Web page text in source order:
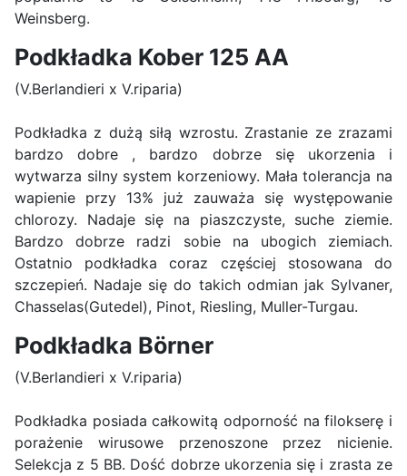
Weinsberg.
Podkładka Kober 125 AA
(V.Berlandieri x V.riparia)
Podkładka z dużą siłą wzrostu. Zrastanie ze zrazami
bardzo dobre , bardzo dobrze się ukorzenia i
wytwarza silny system korzeniowy. Mała tolerancja na
wapienie przy 13% już zauważa się występowanie
chlorozy. Nadaje się na piaszczyste, suche ziemie.
Bardzo dobrze radzi sobie na ubogich ziemiach.
Ostatnio podkładka coraz częściej stosowana do
szczepień. Nadaje się do takich odmian jak Sylvaner,
Chasselas(Gutedel), Pinot, Riesling, Muller-Turgau.
Podkładka Börner
(V.Berlandieri x V.riparia)
Podkładka posiada całkowitą odporność na filokserę i
porażenie wirusowe przenoszone przez nicienie.
Selekcja z 5 BB. Dość dobrze ukorzenia się i zrasta ze